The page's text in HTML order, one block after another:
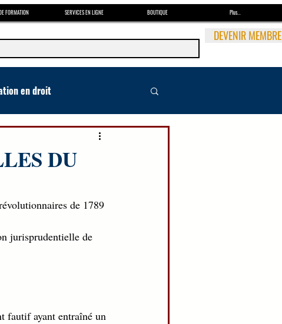
FORMATION SERVICES EN LIGNE BOUTIQUE Plus...
DEVENIR MEMBRE
en droit
DU
de 1789
jurisprudentielle de
fautif ayant entraîné un